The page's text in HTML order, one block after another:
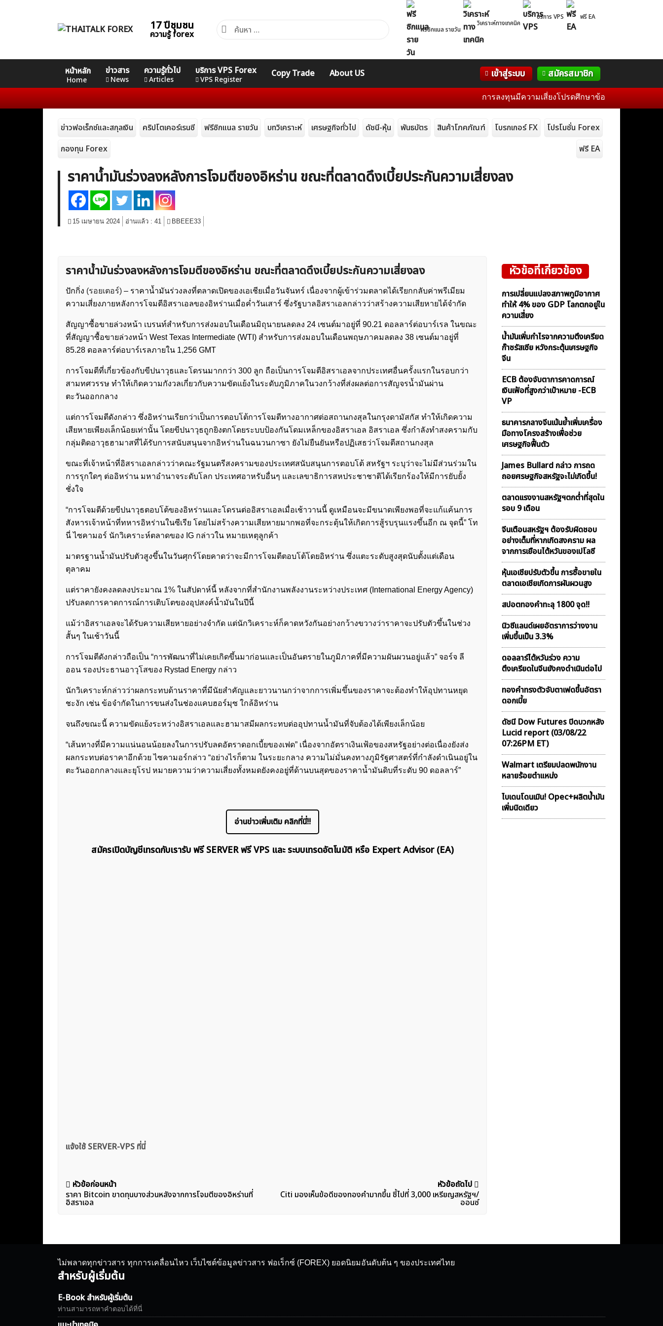
17 ปีชุมชน
ความรู้ forex
ค้นหา
สำหรับ:
ฟรีซิกแนล รายวัน
วิเคราะห์ทางเทคนิค
บริการ VPS ฟรี EA
หน้าหลัก
Home
ข่าวสาร
News
ความรู้ทั่วไป
Articles
บริการ VPS Forex
VPS Register
Copy Trade About US เข้าสู่ระบบ สมัครสมาชิก
VPS Register
ค้นหา
คอร์ส
Basic
คอร์ส
Advance
คอร์ส
Professional
คอร์ส
Expert Indicators
WelTrade กิจกรรม
ฟอรั่ม
การลงทุนมีความเสี่ยงโปรดศึกษาข้อมูลก่อนการตัดสินใจล
ข่าวฟอเร็กซ์และสกุลเงิน คริปโตเคอร์เรนซี ฟรีซิกแนล รายวัน บทวิเคราะห์ เศรษฐกิจทั่วไป ดัชนี-หุ้น พันธบัตร สินค้าโภคภัณฑ์ โบรกเกอร์ FX
โปรโมชั่น Forex
กองทุน Forex
ฟรี EA
ราคาน้ำมันร่วงลงหลังการโจมตีของอิหร่าน ขณะที่ตลาดดึงเบี้ยประกันความเสี่ยงลง
15 เมษายน 2024 อ่านแล้ว : 41 BBEEE33
ราคาน้ำมันร่วงลงหลังการโจมตีของอิหร่าน ขณะที่ตลาดดึงเบี้ยประกันความเสี่ยงลง
ปักกิ่ง (รอยเตอร์) – ราคาน้ำมันร่วงลงที่ตลาดเปิดของเอเชียเมื่อวันจันทร์ เนื่องจากผู้เข้าร่วมตลาดได้เรียกกลับค่าพรีเมียม
ความเสี่ยงภายหลังการโจมตีอิสราเอลของอิหร่านเมื่อค่ำวันเสาร์ ซึ่งรัฐบาลอิสราเอลกล่าวว่าสร้างความเสียหายได้จำกัด
สัญญาซื้อขายล่วงหน้า เบรนท์สำหรับการส่งมอบในเดือนมิถุนายนลดลง 24 เซนต์มาอยู่ที่ 90.21 ดอลลาร์ต่อบาร์เรล ในขณะ
ที่สัญญาซื้อขายล่วงหน้า West Texas Intermediate (WTI) สำหรับการส่งมอบในเดือนพฤษภาคมลดลง 38 เซนต์มาอยู่ที่
85.28 ดอลลาร์ต่อบาร์เรลภายใน 1,256 GMT
การโจมตีที่เกี่ยวข้องกับขีปนาวุธและโดรนมากกว่า 300 ลูก ถือเป็นการโจมตีอิสราเอลจากประเทศอื่นครั้งแรกในรอบกว่า
สามทศวรรษ ทำให้เกิดความกังวลเกี่ยวกับความขัดแย้งในระดับภูมิภาคในวงกว้างที่ส่งผลต่อการสัญจรน้ำมันผ่าน
ตะวันออกกลาง
แต่การโจมตีดังกล่าว ซึ่งอิหร่านเรียกว่าเป็นการตอบโต้การโจมตีทางอากาศต่อสถานกงสุลในกรุงดามัสกัส ทำให้เกิดความ
เสียหายเพียงเล็กน้อยเท่านั้น โดยขีปนาวุธถูกยิงตกโดยระบบป้องกันโดมเหล็กของอิสราเอล อิสราเอล ซึ่งกำลังทำสงครามกับ
กลุ่มติดอาวุธฮามาสที่ได้รับการสนับสนุนจากอิหร่านในฉนวนกาซา ยังไม่ยืนยันหรือปฏิเสธว่าโจมตีสถานกงสุล
ขณะที่เจ้าหน้าที่อิสราเอลกล่าวว่าคณะรัฐมนตรีสงครามของประเทศสนับสนุนการตอบโต้ สหรัฐฯ ระบุว่าจะไม่มีส่วนร่วมใน
การรุกใดๆ ต่ออิหร่าน มหาอำนาจระดับโลก ประเทศอาหรับอื่นๆ และเลขาธิการสหประชาชาติได้เรียกร้องให้มีการยับยั้ง
ชั่งใจ
“การโจมตีด้วยขีปนาวุธตอบโต้ของอิหร่านและโดรนต่ออิสราเอลเมื่อเช้าวานนี้ ดูเหมือนจะมีขนาดเพียงพอที่จะแก้แค้นการ
สังหารเจ้าหน้าที่ทหารอิหร่านในซีเรีย โดยไม่สร้างความเสียหายมากพอที่จะกระตุ้นให้เกิดการสู้รบรุนแรงขึ้นอีก ณ จุดนี้” โท
นี่ ไซคามอร์ นักวิเคราะห์ตลาดของ IG กล่าวใน หมายเหตุลูกค้า
มาตรฐานน้ำมันปรับตัวสูงขึ้นในวันศุกร์โดยคาดว่าจะมีการโจมตีตอบโต้โดยอิหร่าน ซึ่งแตะระดับสูงสุดนับตั้งแต่เดือน
ตุลาคม
แต่ราคายังคงลดลงประมาณ 1% ในสัปดาห์นี้ หลังจากที่สำนักงานพลังงานระหว่างประเทศ (International Energy Agency)
ปรับลดการคาดการณ์การเติบโตของอุปสงค์น้ำมันในปีนี้
แม้ว่าอิสราเอลจะได้รับความเสียหายอย่างจำกัด แต่นักวิเคราะห์ก็คาดหวังกันอย่างกว้างขวางว่าราคาจะปรับตัวขึ้นในช่วง
สั้นๆ ในเช้าวันนี้
การโจมตีดังกล่าวถือเป็น “การพัฒนาที่ไม่เคยเกิดขึ้นมาก่อนและเป็นอันตรายในภูมิภาคที่มีความผันผวนอยู่แล้ว” จอร์จ ลี
ออน รองประธานอาวุโสของ Rystad Energy กล่าว
นักวิเคราะห์กล่าวว่าผลกระทบด้านราคาที่มีนัยสำคัญและยาวนานกว่าจากการเพิ่มขึ้นของราคาจะต้องทำให้อุปทานหยุด
ชะงัก เช่น ข้อจำกัดในการขนส่งในช่องแคบฮอร์มุซ ใกล้อิหร่าน
จนถึงขณะนี้ ความขัดแย้งระหว่างอิสราเอลและฮามาสมีผลกระทบต่ออุปทานน้ำมันที่จับต้องได้เพียงเล็กน้อย
“เส้นทางที่มีความแน่นอนน้อยลงในการปรับลดอัตราดอกเบี้ยของเฟด” เนื่องจากอัตราเงินเฟ้อของสหรัฐอย่างต่อเนื่องยังส่ง
ผลกระทบต่อราคาอีกด้วย ไซคามอร์กล่าว “อย่างไรก็ตาม ในระยะกลาง ความไม่มั่นคงทางภูมิรัฐศาสตร์ที่กำลังดำเนินอยู่ใน
ตะวันออกกลางและยุโรป หมายความว่าความเสี่ยงทั้งหมดยังคงอยู่ที่ด้านบนสุดของราคาน้ำมันดิบที่ระดับ 90 ดอลลาร์”
อ่านข่าวเพิ่มเติม คลิกที่นี่!!
สมัครเปิดบัญชีเทรดกับเรารับ ฟรี SERVER ฟรี VPS และ ระบบเทรดอัตโนมัติ หรือ Expert Advisor (EA)
แจ้งใช้ SERVER-VPS ที่นี่
แนะแนว
เรื่อง
หัวข้อก่อนหน้า
ราคา Bitcoin ขาดทุนบางส่วนหลังจากการโจมตีของอิหร่านที่
อิสราเอล
หัวข้อถัดไป
Citi มองเห็นข้อดีของทองคำมากขึ้น ชี้ไปที่ 3,000 เหรียญสหรัฐฯ/
ออนซ์
หัวข้อที่เกี่ยวข้อง
การเปลี่ยนแปลงสภาพภูมิอากาศ
ทำให้ 4% ของ GDP โลกตกอยู่ใน
ความเสี่ยง
น้ำมันเพิ่มกำไรจากความตึงเครียด
ก๊าซรัสเซีย หวังกระตุ้นเศรษฐกิจ
จีน
ECB ต้องจับตาการคาดการณ์
เงินเฟ้อที่สูงกว่าเป้าหมาย -ECB
VP
ธนาคารกลางจีนเน้นย้ำเพิ่มเครื่อง
มือทางโครงสร้างเพื่อช่วย
เศรษฐกิจฟื้นตัว
James Bullard กล่าว การถด
ถอยศรษฐกิจสหรัฐจะไม่เกิดขึ้น!
ตลาดเเรงงานสหรัฐฯตกต่ำที่สุดใน
รอบ 9 เดือน
จีนเตือนสหรัฐฯ ต้องรับผิดชอบ
อย่างเต็มที่หากเกิดสงคราม ผล
จากการเยือนไต้หวันของเปโลซี
หุ้นเอเชียปรับตัวขึ้น การซื้อขายใน
ตลาดเอเชียเกิดการผันผวนสูง
สปอตทองคำทะลุ 1800 จุด!!
นิวซีแลนด์เผยอัตราการว่างงาน
เพิ่มขึ้นเป็น 3.3%
ดอลลาร์ไต้หวันร่วง ความ
ตึงเครียดในจีนยังคงดำเนินต่อไป
ทองคำทรงตัวจับตาเฟดขึ้นอัตรา
ดอกเบี้ย
ดัชนี Dow Futures ปิดบวกหลัง
Lucid report (03/08/22
07:26PM ET)
Walmart เตรียมปลดพนักงาน
หลายร้อยตำแหน่ง
ไบเดนโดนเมิน! Opec+ผลิตน้ำมัน
เพิ่มนิดเดียว
ไม่พลาดทุกข่าวสาร ทุกการเคลื่อนไหว เว็บไซต์ข้อมูลข่าวสาร ฟอเร็กซ์ (FOREX) ยอดนิยมอันดับต้น ๆ ของประเทศไทย
สำหรับผู้เริ่มต้น
E-Book สำหรับผู้เริ่มต้น
ท่านสามารถหาคำตอบได้ที่นี่